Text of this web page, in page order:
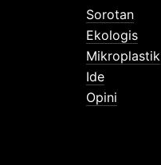
Sorotan
Ekologis
Mikroplastik
Ide
Opini